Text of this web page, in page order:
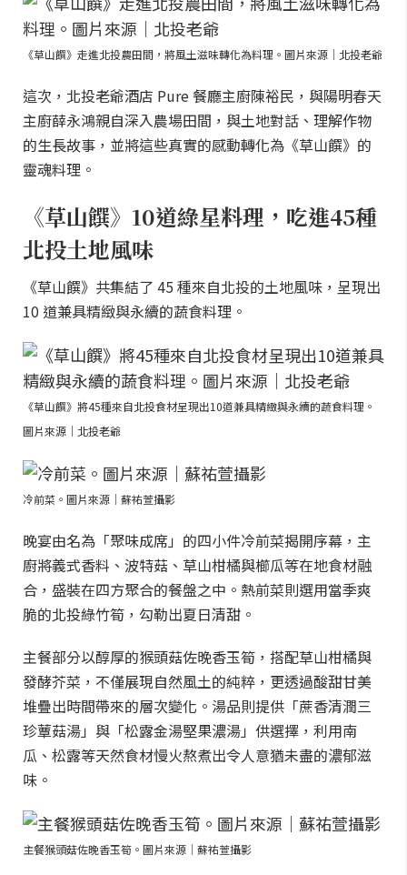
《草山饌》走進北投農田間，將風土滋味轉化為料理。圖片來源｜北投老爺
這次，北投老爺酒店 Pure 餐廳主廚陳裕民，與陽明春天
主廚薛永鴻親自深入農場田間，與土地對話、理解作物
的生長故事，並將這些真實的感動轉化為《草山饌》的
靈魂料理。
《草山饌》10道綠星料理，吃進45種
北投土地風味
《草山饌》共集結了 45 種來自北投的土地風味，呈現出
10 道兼具精緻與永續的蔬食料理。
《草山饌》將45種來自北投食材呈現出10道兼具精緻與永續的蔬食料理。
圖片來源｜北投老爺
冷前菜。圖片來源｜蘇祐萱攝影
晚宴由名為「聚味成席」的四小件冷前菜揭開序幕，主
廚將義式香料、波特菇、草山柑橘與櫛瓜等在地食材融
合，盛裝在四方聚合的餐盤之中。熱前菜則選用當季爽
脆的北投綠竹筍，勾勒出夏日清甜。
主餐部分以醇厚的猴頭菇佐晚香玉筍，搭配草山柑橘與
發酵芥菜，不僅展現自然風土的純粹，更透過酸甜甘美
堆疊出時間帶來的層次變化。湯品則提供「蔗香清潤三
珍蕈菇湯」與「松露金湯堅果濃湯」供選擇，利用南
瓜、松露等天然食材慢火熬煮出令人意猶未盡的濃郁滋
味。
主餐猴頭菇佐晚香玉筍。圖片來源｜蘇祐萱攝影